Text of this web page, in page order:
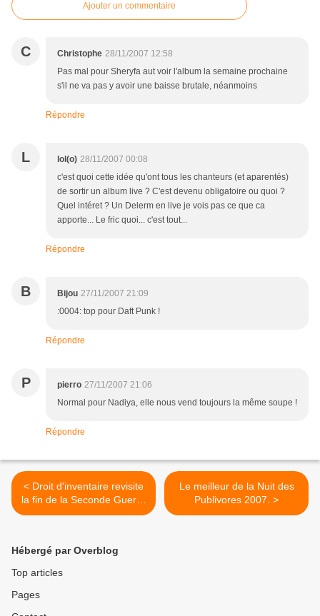
Ajouter un commentaire
C Christophe 28/11/2007 12:58
Pas mal pour Sheryfa aut voir l'album la semaine prochaine
s'il ne va pas y avoir une baisse brutale, néanmoins
Répondre
L lol(o) 28/11/2007 00:08
c'est quoi cette idée qu'ont tous les chanteurs (et aparentés)
de sortir un album live ? C'est devenu obligatoire ou quoi ?
Quel intéret ? Un Delerm en live je vois pas ce que ca
apporte... Le fric quoi... c'est tout...
Répondre
B Bijou 27/11/2007 21:09
:0004: top pour Daft Punk !
Répondre
P pierro 27/11/2007 21:06
Normal pour Nadiya, elle nous vend toujours la même soupe !
Répondre
< Droit d'inventaire revisite
la fin de la Seconde Guerre
mondiale.
Le meilleur de la Nuit des
Publivores 2007. >
Hébergé par Overblog
Top articles
Pages